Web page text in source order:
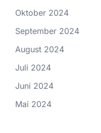
Oktober 2024
September 2024
August 2024
Juli 2024
Juni 2024
Mai 2024